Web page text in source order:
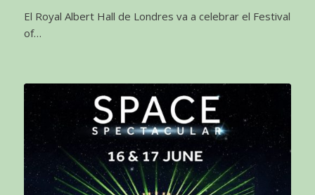
El Royal Albert Hall de Londres va a celebrar el Festival
of…